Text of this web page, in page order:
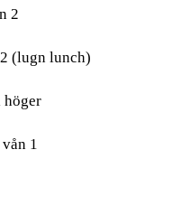
2
(lugn lunch)
höger
1